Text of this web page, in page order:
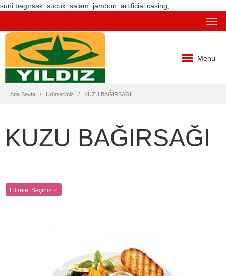
suni bagırsak, sucuk, salam, jambon, artificial casing,
Menu
Ana Sayfa Ürünlerimiz KUZU BAĞIRSAĞI
KUZU BAĞIRSAĞI
Filtrele: Seçiniz
Kategoriler:
KUZU
BAĞIRSAĞI